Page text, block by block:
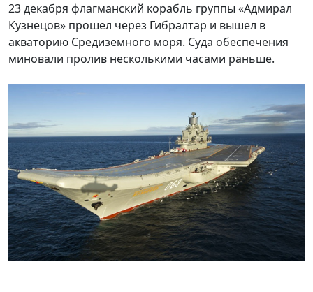
23 декабря флагманский корабль группы «Адмирал
Кузнецов» прошел через Гибралтар и вышел в
акваторию Средиземного моря. Суда обеспечения
миновали пролив несколькими часами раньше.